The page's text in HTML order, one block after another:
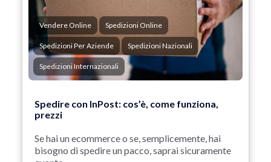
Vendere Online Spedizioni Online
Spedizioni Per Aziende Spedizioni Nazionali
Spedizioni Internazionali
Spedire con InPost: cos’è, come funziona,
prezzi
Se hai un ecommerce o se, semplicemente, hai
bisogno di spedire un pacco, saprai sicuramente